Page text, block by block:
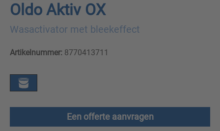
Oldo Aktiv OX
Wasactivator met bleekeffect
Artikelnummer: 8770413711
Een offerte aanvragen